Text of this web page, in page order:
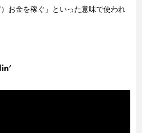
）お金を稼ぐ」といった意味で使われ